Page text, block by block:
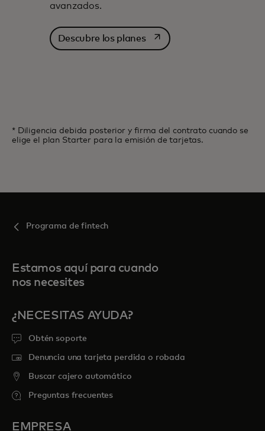
avanzados.
Descubre los planesse abre en una pestaña
* Diligencia debida posterior y firma del contrato cuando se
elige el plan Starter para la emisión de tarjetas.
Programa de fintech
Estamos aquí para cuando
nos necesites
¿NECESITAS AYUDA?
Obtén soporte
Denuncia una tarjeta perdida o robada
Buscar cajero automático
Preguntas frecuentes
EMPRESA